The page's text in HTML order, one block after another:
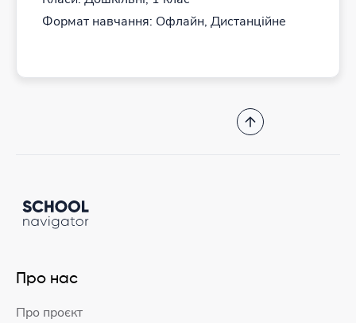
Формат навчання: Офлайн, Дистанційне
Про нас
Про проєкт